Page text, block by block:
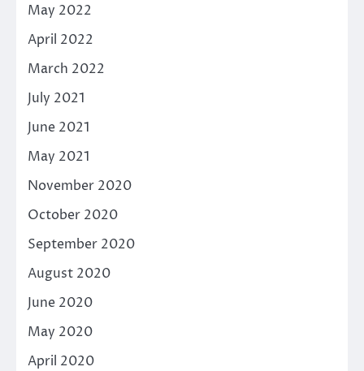
May 2022
April 2022
March 2022
July 2021
June 2021
May 2021
November 2020
October 2020
September 2020
August 2020
June 2020
May 2020
April 2020